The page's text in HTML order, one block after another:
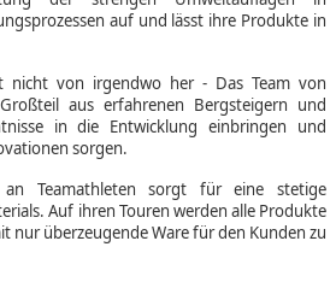
auf und lässt ihre Produkte in
nicht von irgendwo her - Das Team von
aus erfahrenen Bergsteigern und
in die Entwicklung einbringen und
sorgen.
Teamathleten sorgt für eine stetige
Auf ihren Touren werden alle Produkte
nur überzeugende Ware für den Kunden zu